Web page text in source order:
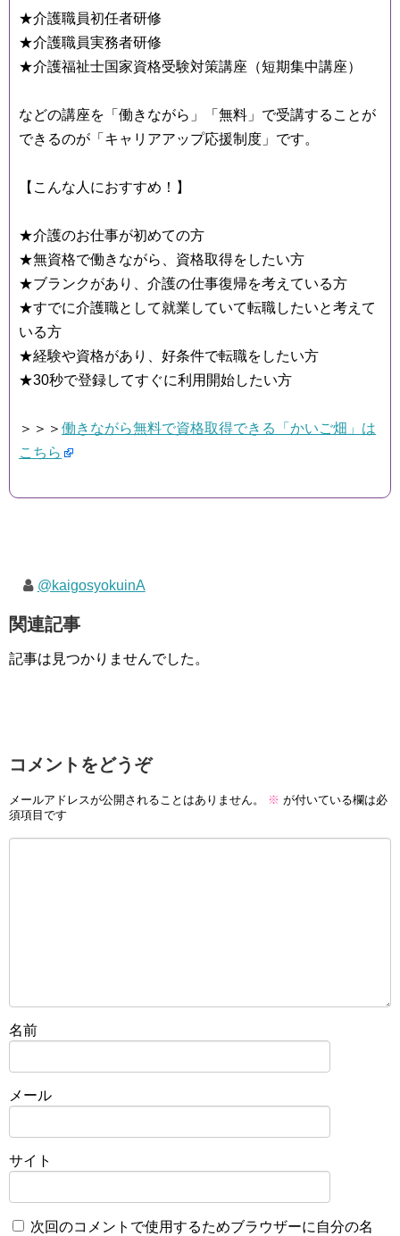
★介護職員初任者研修
★介護職員実務者研修
★介護福祉士国家資格受験対策講座（短期集中講座）
などの講座を「働きながら」「無料」で受講することが
できるのが「キャリアアップ応援制度」です。
【こんな人におすすめ！】
★介護のお仕事が初めての方
★無資格で働きながら、資格取得をしたい方
★ブランクがあり、介護の仕事復帰を考えている方
★すでに介護職として就業していて転職したいと考えて
いる方
★経験や資格があり、好条件で転職をしたい方
★30秒で登録してすぐに利用開始したい方
＞＞＞ 働きながら無料で資格取得できる「かいご畑」は
こちら
@kaigosyokuinA
関連記事
記事は見つかりませんでした。
コメントをどうぞ
メールアドレスが公開されることはありません。 ※ が付いている欄は必
須項目です
名前
メール
サイト
次回のコメントで使用するためブラウザーに自分の名